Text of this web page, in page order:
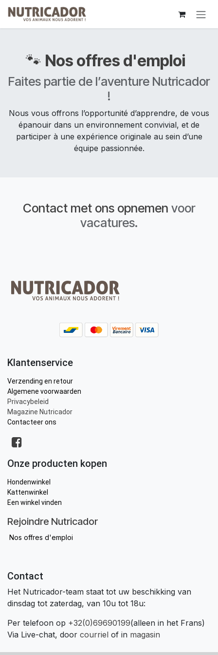
Overslaan naar inhoud
🐾 Nos offres d'emploi
Faites partie de l’aventure Nutricador
!
Nous vous offrons l’opportunité d’apprendre, de vous
épanouir dans un environnement convivial, et de
participer à une expérience originale au sein d’une
équipe passionnée.
Contact met ons opnemen voor
vacatures.
Klantenservice
Verzending en retour
Algemene voorwaarden
Privacybeleid
Magazine Nutricador
Contacteer ons
Onze producten kopen
Hondenwinkel
Kattenwinkel
Een winkel vinden
Rejoindre Nutricador
Nos offres d'emploi
Contact
Het Nutricador-team staat tot uw beschikking van
dinsdag tot zaterdag, van 10u tot 18u:
Per telefoon op +32(0)69690199(alleen in het Frans)
Via Live-chat, door courriel of in magasin